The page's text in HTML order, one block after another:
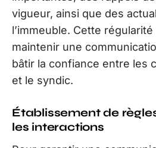
vigueur, ainsi que des
l’immeuble. Cette
maintenir une
bâtir la confiance entre les
et le syndic.
Établissement de
les interactions